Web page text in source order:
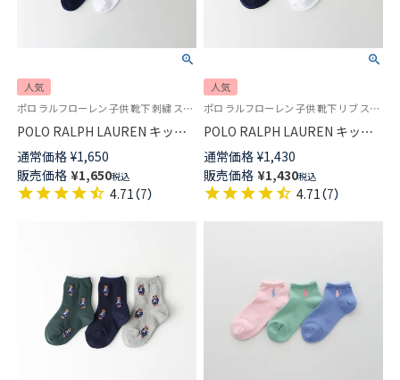
人気
ポロ ラルフローレン 子供 靴下 刺繍 スクールソックス 学校
POLO RALPH LAUREN キッズ
マルチカラーワンポイント リブ
ハイソックス 04813700
通常価格 ¥1,650
販売価格 ¥1,650税込
4.71 （7）
人気
ポロ ラルフローレン 子供 靴下 リブ スクールソックス 学校
POLO RALPH LAUREN キッズ
マルチカラーワンポイント リブ
通常価格 ¥1,430
販売価格 ¥1,430税込
4.71 （7）